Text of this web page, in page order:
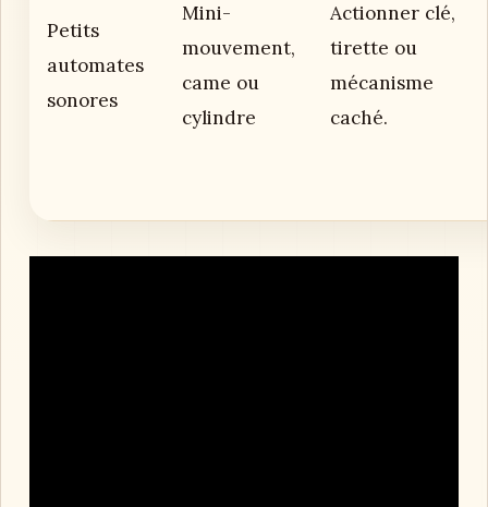
Petits
automates
sonores
Mini-
mouvement,
came ou
cylindre
Actionner clé,
tirette ou
mécanisme
caché.